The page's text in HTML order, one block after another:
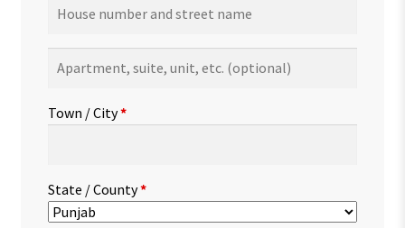
suite,
etc.(optional)
Town / City*
State / County*